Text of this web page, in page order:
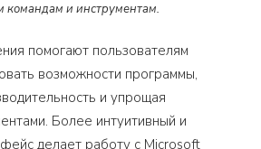
командам и инструментам.
помогают пользователям
возможности программы,
и упрощая
Более интуитивный и
делает работу с Microsoft